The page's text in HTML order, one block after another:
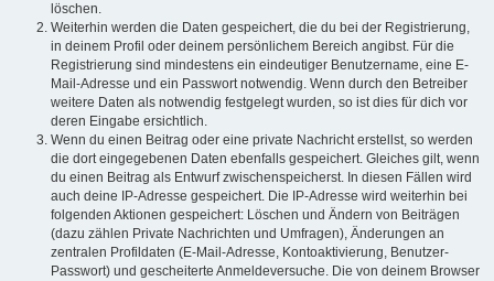
löschen.
Weiterhin werden die Daten gespeichert, die du bei der Registrierung,
in deinem Profil oder deinem persönlichem Bereich angibst. Für die
Registrierung sind mindestens ein eindeutiger Benutzername, eine E-
Mail-Adresse und ein Passwort notwendig. Wenn durch den Betreiber
weitere Daten als notwendig festgelegt wurden, so ist dies für dich vor
deren Eingabe ersichtlich.
Wenn du einen Beitrag oder eine private Nachricht erstellst, so werden
die dort eingegebenen Daten ebenfalls gespeichert. Gleiches gilt, wenn
du einen Beitrag als Entwurf zwischenspeicherst. In diesen Fällen wird
auch deine IP-Adresse gespeichert. Die IP-Adresse wird weiterhin bei
folgenden Aktionen gespeichert: Löschen und Ändern von Beiträgen
(dazu zählen Private Nachrichten und Umfragen), Änderungen an
zentralen Profildaten (E-Mail-Adresse, Kontoaktivierung, Benutzer-
Passwort) und gescheiterte Anmeldeversuche. Die von deinem Browser